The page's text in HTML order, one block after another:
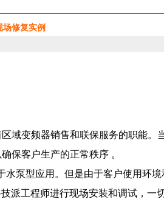
修复实例
域变频器销售和联保服务的职能。
保客户生产的正常秩序 。
泵型应用。但是由于客户使用环境
派工程师进行现场安装和调试，一